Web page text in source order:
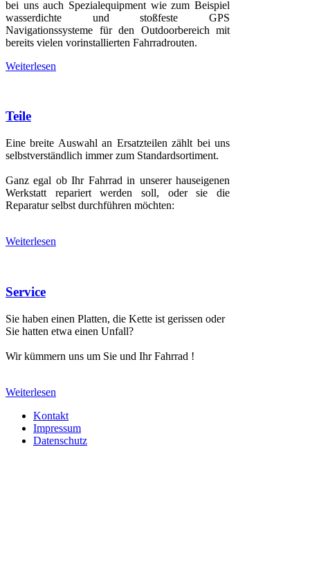
bei uns auch Spezialequipment wie zum Beispiel
wasserdichte und stoßfeste GPS
Navigationssysteme für den Outdoorbereich mit
bereits vielen vorinstallierten Fahrradrouten.
Weiterlesen
Teile
Eine breite Auswahl an Ersatzteilen zählt bei uns
selbstverständlich immer zum Standardsortiment.
Ganz egal ob Ihr Fahrrad in unserer hauseigenen
Werkstatt repariert werden soll, oder sie die
Reparatur selbst durchführen möchten:
Weiterlesen
Service
Sie haben einen Platten, die Kette ist gerissen oder
Sie hatten etwa einen Unfall?
Wir kümmern uns um Sie und Ihr Fahrrad !
Weiterlesen
Kontakt
Impressum
Datenschutz